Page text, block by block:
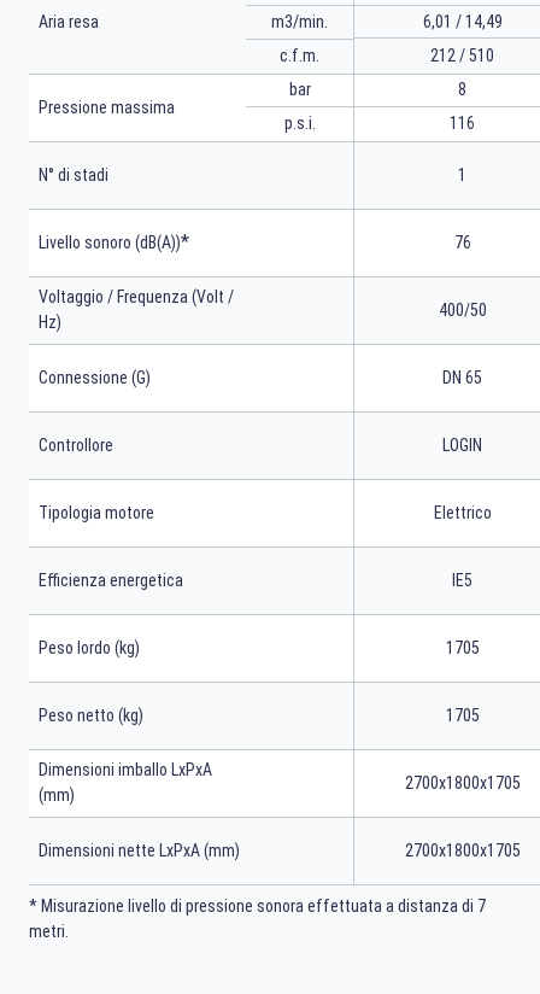
Aria resa
m3/min.
c.f.m.
6,01 / 14,49
212 / 510
Pressione massima
bar
p.s.i.
8
116
N° di stadi 1
Livello sonoro (dB(A))* 76
Voltaggio / Frequenza (Volt /
Hz)
400/50
Connessione (G) DN 65
Controllore LOGIN
Tipologia motore Elettrico
Efficienza energetica IE5
Peso lordo (kg) 1705
Peso netto (kg) 1705
Dimensioni imballo LxPxA
(mm)
2700x1800x1705
Dimensioni nette LxPxA (mm) 2700x1800x1705
* Misurazione livello di pressione sonora effettuata a distanza di 7
metri.